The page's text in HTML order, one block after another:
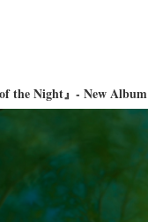
the Night』- New Album